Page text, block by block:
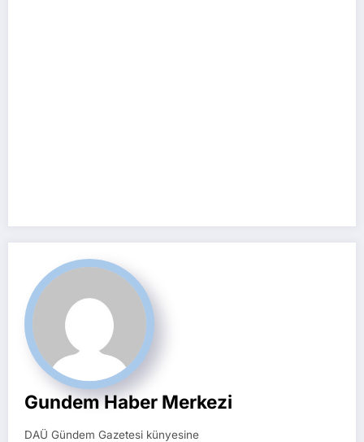
Gundem Haber Merkezi
DAÜ Gündem Gazetesi künyesine